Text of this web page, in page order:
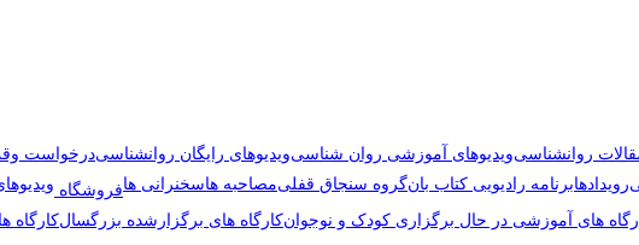
درخواستویدیوهای رایگان روانشناسیویدیوهای آموزشی روان شناسیروانشناسی
فروشگاهسخنرانی هامصاحبه هاگروه سنجاق قفلیبرنامه رادیویی کتاب بانرویدادها
کارگاهکارگاه های برگزارشده بزرگسالهای آموزشی در حال برگزاری کودک و نوجوان